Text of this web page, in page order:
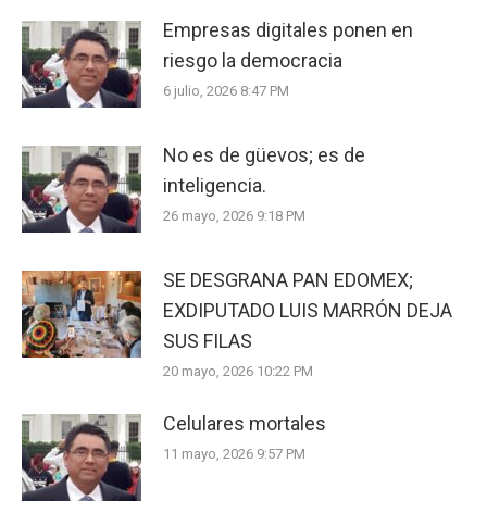
Empresas digitales ponen en
riesgo la democracia
6 julio, 2026 8:47 PM
No es de güevos; es de
inteligencia.
26 mayo, 2026 9:18 PM
SE DESGRANA PAN EDOMEX;
EXDIPUTADO LUIS MARRÓN DEJA
SUS FILAS
20 mayo, 2026 10:22 PM
Celulares mortales
11 mayo, 2026 9:57 PM